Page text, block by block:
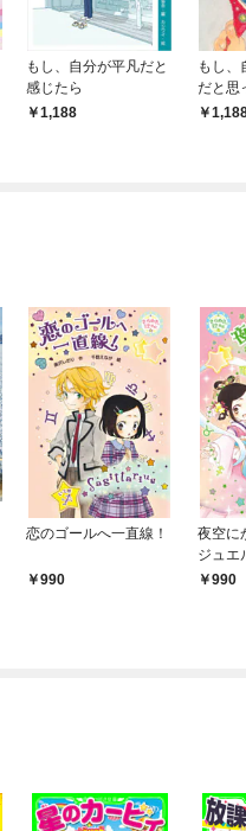
もし、自分が平凡だと
感じたら
1,188
もし、
だと思
恋のゴールへ一直線！
990
夜空に
ジュエ
990